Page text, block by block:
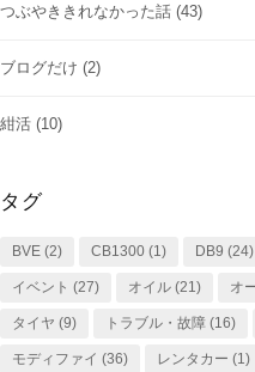
つぶやききれなかった話 (43)
ブログだけ (2)
紺活 (10)
タグ
BVE (2) CB1300 (1) DB9 (24)
イベント (27) オイル (21) オ
タイヤ (9) トラブル・故障 (16)
モディファイ (36) レンタカー (1)